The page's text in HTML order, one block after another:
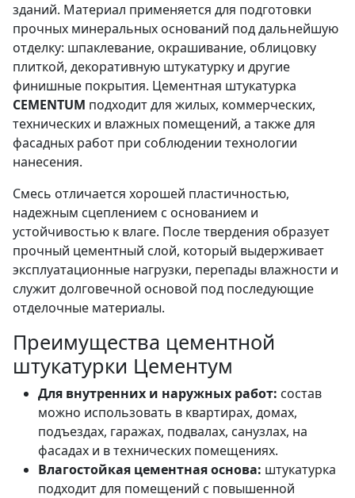
зданий. Материал применяется для подготовки
прочных минеральных оснований под дальнейшую
отделку: шпаклевание, окрашивание, облицовку
плиткой, декоративную штукатурку и другие
финишные покрытия. Цементная штукатурка
CEMENTUM подходит для жилых, коммерческих,
технических и влажных помещений, а также для
фасадных работ при соблюдении технологии
нанесения.
Смесь отличается хорошей пластичностью,
надежным сцеплением с основанием и
устойчивостью к влаге. После твердения образует
прочный цементный слой, который выдерживает
эксплуатационные нагрузки, перепады влажности и
служит долговечной основой под последующие
отделочные материалы.
Преимущества цементной
штукатурки Цементум
Для внутренних и наружных работ: состав
можно использовать в квартирах, домах,
подъездах, гаражах, подвалах, санузлах, на
фасадах и в технических помещениях.
Влагостойкая цементная основа: штукатурка
подходит для помещений с повышенной